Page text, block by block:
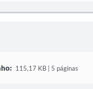
115,17 KB | 5 páginas